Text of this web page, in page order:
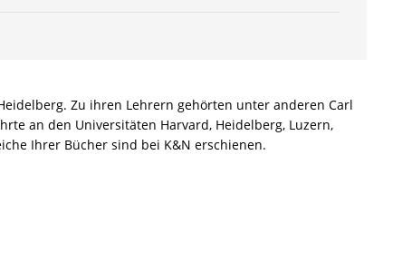
Zu ihren Lehrern gehörten unter anderen Carl
an den Universitäten Harvard, Heidelberg, Luzern,
Ihrer Bücher sind bei K&N erschienen.